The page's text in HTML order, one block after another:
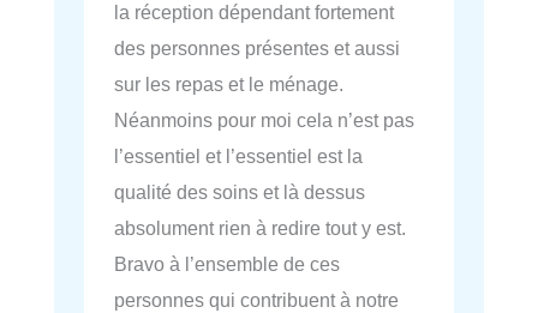
la réception dépendant fortement
des personnes présentes et aussi
sur les repas et le ménage.
Néanmoins pour moi cela n’est pas
l’essentiel et l’essentiel est la
qualité des soins et là dessus
absolument rien à redire tout y est.
Bravo à l’ensemble de ces
personnes qui contribuent à notre